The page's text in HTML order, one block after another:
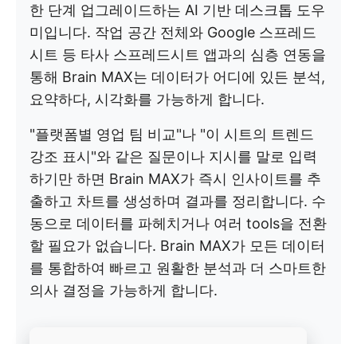
한 단계 업그레이드하는 AI 기반 데스크톱 도우
미입니다. 작업 공간 전체와 Google 스프레드
시트 등 타사 스프레드시트 앱과의 심층 연동을
통해 Brain MAX는 데이터가 어디에 있든 분석,
요약하다, 시각화를 가능하게 합니다.
"플랫폼별 영업 팀 비교"나 "이 시트의 트렌드
강조 표시"와 같은 질문이나 지시를 말로 입력
하기만 하면 Brain MAX가 즉시 인사이트를 추
출하고 차트를 생성하며 결과를 정리합니다. 수
동으로 데이터를 파헤치거나 여러 tools을 전환
할 필요가 없습니다. Brain MAX가 모든 데이터
를 통합하여 빠르고 원활한 분석과 더 스마트한
의사 결정을 가능하게 합니다.